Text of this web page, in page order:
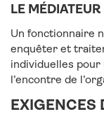
LE
Un fonctionnaire
enquêter et
individuelles pour
l’encontre de